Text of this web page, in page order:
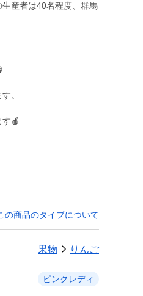
産者は40名程度、群馬
。
🍎
の商品のタイプについて
果物 りんご
ピンクレディ